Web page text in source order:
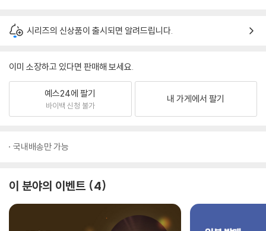
시리즈의 신상품이 출시되면 알려드립니다.
이미 소장하고 있다면 판매해 보세요.
예스24에 팔기
바이백 신청 불가
내 가게에서 팔기
국내배송만 가능
이 분야의 이벤트 4